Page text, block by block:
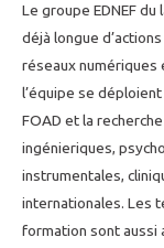
Le groupe EDNEF du
déjà longue
réseaux numériques
l’équipe se
FOAD et la
ingénieriques,
instrumentales,
internationales. Les
formation sont aussi